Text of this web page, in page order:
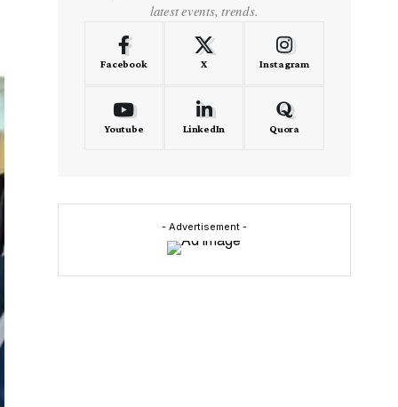
latest events, trends.
Facebook X Instagram
Youtube LinkedIn Quora
- Advertisement -